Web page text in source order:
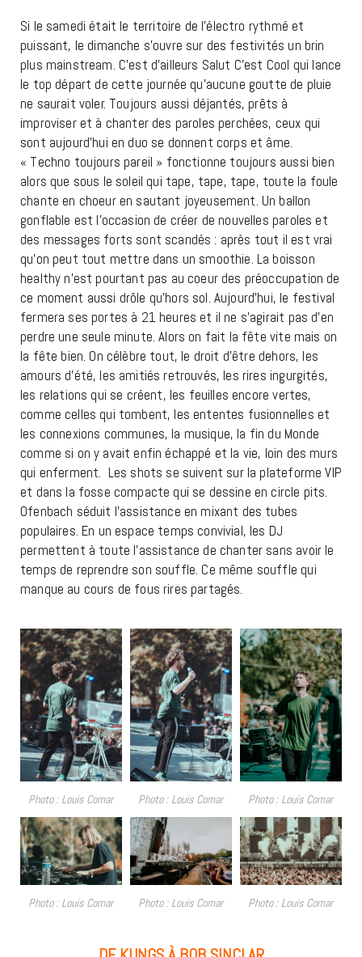
Si le samedi était le territoire de l’électro rythmé et
puissant, le dimanche s’ouvre sur des festivités un brin
plus mainstream. C’est d’ailleurs Salut C’est Cool qui lance
le top départ de cette journée qu’aucune goutte de pluie
ne saurait voler. Toujours aussi déjantés, prêts à
improviser et à chanter des paroles perchées, ceux qui
sont aujourd’hui en duo se donnent corps et âme.
« Techno toujours pareil » fonctionne toujours aussi bien
alors que sous le soleil qui tape, tape, tape, toute la foule
chante en choeur en sautant joyeusement. Un ballon
gonflable est l’occasion de créer de nouvelles paroles et
des messages forts sont scandés : après tout il est vrai
qu’on peut tout mettre dans un smoothie. La boisson
healthy n’est pourtant pas au coeur des préoccupation de
ce moment aussi drôle qu’hors sol. Aujourd’hui, le festival
fermera ses portes à 21 heures et il ne s’agirait pas d’en
perdre une seule minute. Alors on fait la fête vite mais on
la fête bien. On célèbre tout, le droit d’être dehors, les
amours d’été, les amitiés retrouvés, les rires ingurgités,
les relations qui se créent, les feuilles encore vertes,
comme celles qui tombent, les ententes fusionnelles et
les connexions communes, la musique, la fin du Monde
comme si on y avait enfin échappé et la vie, loin des murs
qui enferment. Les shots se suivent sur la plateforme VIP
et dans la fosse compacte qui se dessine en circle pits.
Ofenbach séduit l’assistance en mixant des tubes
populaires. En un espace temps convivial, les DJ
permettent à toute l’assistance de chanter sans avoir le
temps de reprendre son souffle. Ce même souffle qui
manque au cours de fous rires partagés.
Photo : Louis Comar Photo : Louis Comar Photo : Louis Comar
Photo : Louis Comar Photo : Louis Comar Photo : Louis Comar